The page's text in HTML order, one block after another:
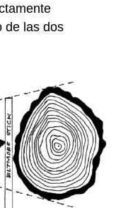
de las dos